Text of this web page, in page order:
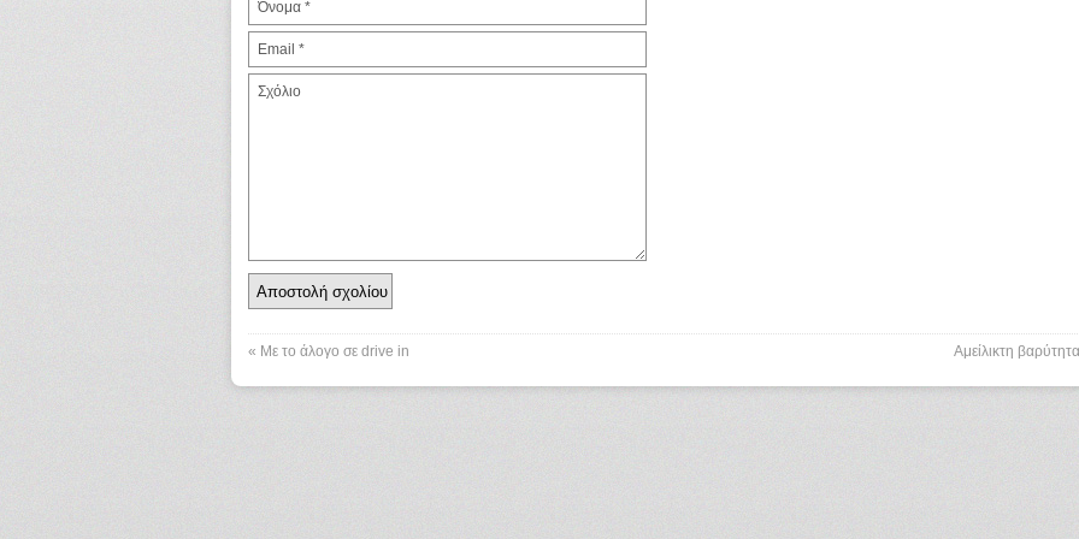
« Με το άλογο σε drive in Αμείλικτη βαρύτητα